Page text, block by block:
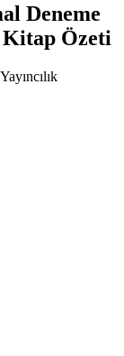
Deneme
Kitap Özeti